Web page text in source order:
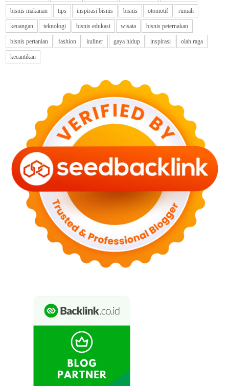
bisnis makanan tips inspirasi bisnis bisnis otomotif rumah
keuangan teknologi bisnis edukasi wisata bisnis peternakan
bisnis pertanian fashion kuliner gaya hidup inspirasi olah raga
kecantikan